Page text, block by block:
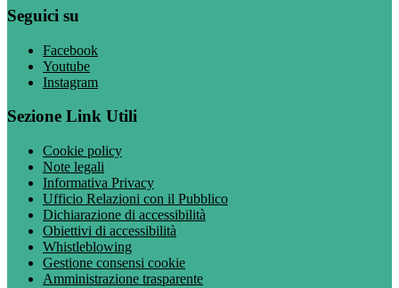
Seguici su
Facebook
Youtube
Instagram
Sezione Link Utili
Cookie policy
Note legali
Informativa Privacy
Ufficio Relazioni con il Pubblico
Dichiarazione di accessibilità
Obiettivi di accessibilità
Whistleblowing
Gestione consensi cookie
Amministrazione trasparente